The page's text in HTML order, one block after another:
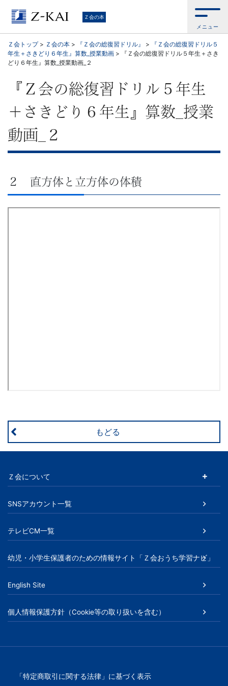
学
習
参
書
か
ら、
語
学
書
籍、
文
芸
書
ま
Ｚ会の本
メニュー
Ｚ会トップ> Ｚ会の本 > 『Ｚ会の総復習ドリル』 >
『Ｚ会の総復習ドリル５
年生＋さきどり６年生』算数_授業動画 >
『Ｚ会の総復習ドリル５年生＋さき
どり６年生』算数_授業動画_２
『Ｚ会の総復習ドリル５年生
＋さきどり６年生』算数_授業
動画_２
２ 直方体と立方体の体積
もどる
Ｚ会について
SNSアカウント一覧
テレビCM一覧
幼児・小学生保護者のための情報サイト「Ｚ会おうち学習ナビ」
English Site
個人情報保護方針（Cookie等の取り扱いを含む）
「特定商取引に関する法律」に基づく表示